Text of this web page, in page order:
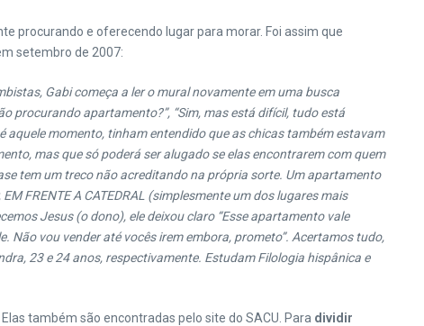
procurando e oferecendo lugar para morar. Foi assim que
setembro de 2007:
Gabi começa a ler o mural novamente em uma busca
procurando apartamento?”, “Sim, mas está difícil, tudo está
aquele momento, tinham entendido que as chicas também estavam
mas que só poderá ser alugado se elas encontrarem com quem
tem um treco não acreditando na própria sorte. Um apartamento
FRENTE A CATEDRAL (simplesmente um dos lugares mais
Jesus (o dono), ele deixou claro “Esse apartamento vale
Não vou vender até vocês irem embora, prometo”. Acertamos tudo,
23 e 24 anos, respectivamente. Estudam Filologia hispânica e
também são encontradas pelo site do SACU. Para dividir